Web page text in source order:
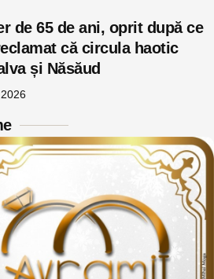
de 65 de ani, oprit după ce
că circula haotic
și Năsăud